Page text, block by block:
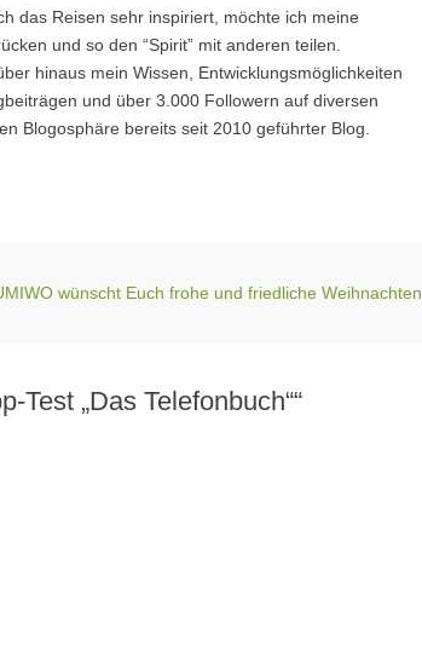
das Reisen sehr inspiriert, möchte ich meine
und so den “Spirit” mit anderen teilen.
hinaus mein Wissen, Entwicklungsmöglichkeiten
und über 3.000 Followern auf diversen
Blogosphäre bereits seit 2010 geführter Blog.
wünscht Euch frohe und friedliche Weihnachten
Test „Das Telefonbuch““